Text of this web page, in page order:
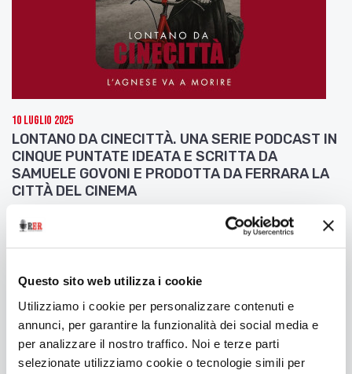
Questo sito web utilizza i cookie
Utilizziamo i cookie per personalizzare contenuti e
annunci, per garantire la funzionalità dei social media e
per analizzare il nostro traffico. Noi e terze parti
selezionate utilizziamo cookie o tecnologie simili per
10 Luglio 2025
LONTANO DA CINECITTÀ. UNA SERIE PODCAST IN
CINQUE PUNTATE IDEATA E SCRITTA DA
SAMUELE GOVONI E PRODOTTA DA FERRARA LA
CITTÀ DEL CINEMA
Seconda puntata: L'Agnese va a morire